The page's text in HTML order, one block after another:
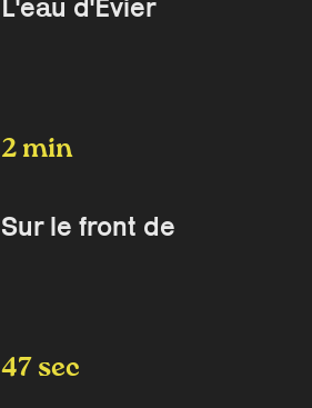
L'eau d'Evier
2 min
Sur le front de
47 sec